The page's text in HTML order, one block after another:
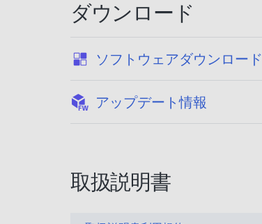
ダウンロード
ソフトウェアダウンロード
アップデート情報
取扱説明書